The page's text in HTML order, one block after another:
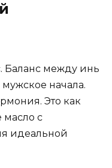
Баланс между инь
начала.
Это как
масло с
идеальной